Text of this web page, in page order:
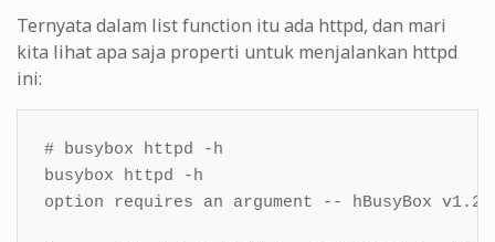
Ternyata dalam list function itu ada httpd, dan mari
kita lihat apa saja properti untuk menjalankan httpd
ini:
# busybox httpd -h
busybox httpd -h
option requires an argument -- hBusyBox